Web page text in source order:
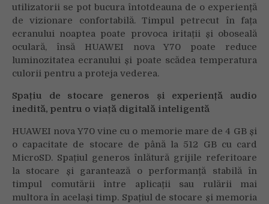
utilizatorii se pot bucura întotdeauna de o experiență
de vizionare confortabilă. Timpul petrecut în fața
ecranului noaptea poate provoca iritații și oboseală
oculară, însă HUAWEI nova Y70 poate reduce
luminozitatea ecranului și poate scădea temperatura
culorii pentru a proteja vederea.
Spațiu de stocare generos și experiență audio
inedită, pentru o viață digitală inteligentă
HUAWEI nova Y70 vine cu o memorie mare de 4 GB și
o capacitate de stocare de până la 512 GB cu card
MicroSD. Spațiul generos înlătură grijile referitoare
la stocare și garantează o performanță stabilă în
timpul comutării între aplicații sau rulării mai
multora în același timp. Spațiul de stocare și memoria